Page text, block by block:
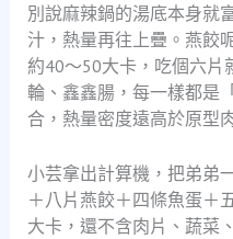
別說麻辣鍋的湯底本身就
汁，熱量再往上疊。燕餃
約40～50大卡，吃個六片
輪、鑫鑫腸，每一樣都是
合，熱量密度遠高於原型
小芸拿出計算機，把弟弟
＋八片燕餃＋四條魚蛋＋
大卡，還不含肉片、蔬菜